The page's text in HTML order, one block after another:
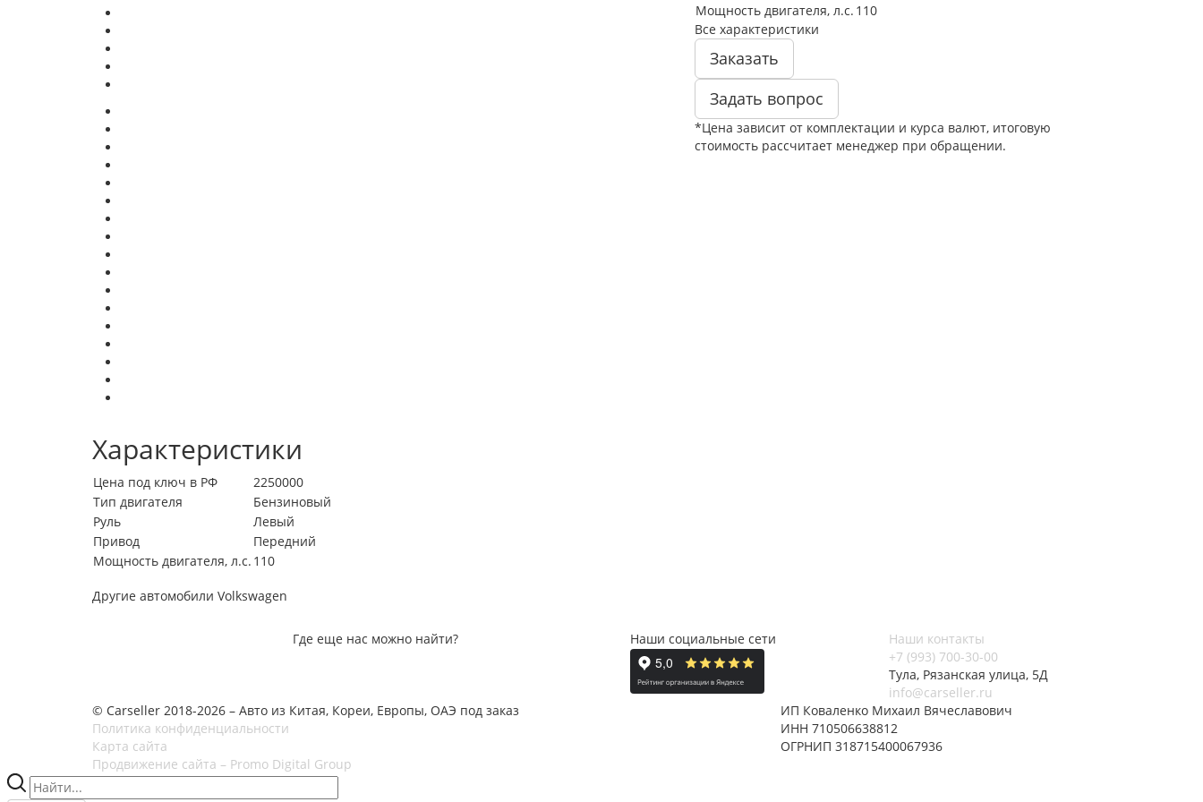
Мощность двигателя, л.с. 110
Все характеристики
Заказать
Задать вопрос
*Цена зависит от комплектации и курса валют, итоговую
стоимость рассчитает менеджер при обращении.
Характеристики
Цена под ключ в РФ
2250000
Тип двигателя
Бензиновый
Руль
Левый
Привод
Передний
Мощность двигателя, л.с. 110
Другие автомобили Volkswagen
Где еще нас можно найти? Наши социальные сети
Наши контакты
+7 (993) 700-30-00
Тула, Рязанская улица, 5Д
info@carseller.ru
© Carseller 2018-2026 – Авто из Китая, Кореи, Европы, ОАЭ под заказ
Политика конфиденциальности
Карта сайта
Продвижение сайта – Promo Digital Group
ИП Коваленко Михаил Вячеславович
ИНН 710506638812
ОГРНИП 318715400067936